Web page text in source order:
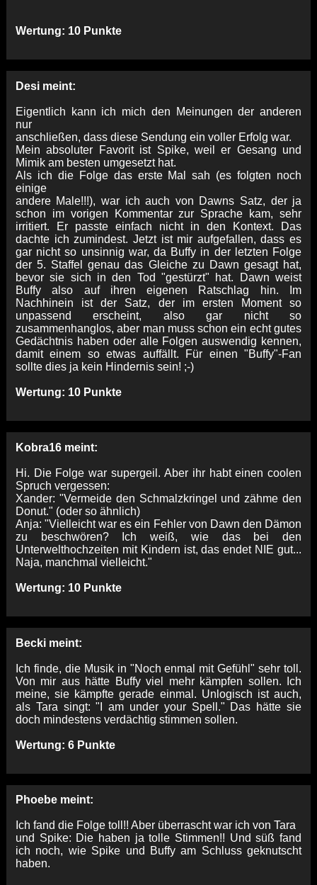
Wertung: 10 Punkte
Desi meint:
Eigentlich kann ich mich den Meinungen der anderen
nur
anschließen, dass diese Sendung ein voller Erfolg war.
Mein absoluter Favorit ist Spike, weil er Gesang und
Mimik am besten umgesetzt hat.
Als ich die Folge das erste Mal sah (es folgten noch
einige
andere Male!!!), war ich auch von Dawns Satz, der ja
schon im vorigen Kommentar zur Sprache kam, sehr
irritiert. Er passte einfach nicht in den Kontext. Das
dachte ich zumindest. Jetzt ist mir aufgefallen, dass es
gar nicht so unsinnig war, da Buffy in der letzten Folge
der 5. Staffel genau das Gleiche zu Dawn gesagt hat,
bevor sie sich in den Tod "gestürzt" hat. Dawn weist
Buffy also auf ihren eigenen Ratschlag hin. Im
Nachhinein ist der Satz, der im ersten Moment so
unpassend erscheint, also gar nicht so
zusammenhanglos, aber man muss schon ein echt gutes
Gedächtnis haben oder alle Folgen auswendig kennen,
damit einem so etwas auffällt. Für einen "Buffy"-Fan
sollte dies ja kein Hindernis sein! ;-)
Wertung: 10 Punkte
Kobra16 meint:
Hi. Die Folge war supergeil. Aber ihr habt einen coolen
Spruch vergessen:
Xander: "Vermeide den Schmalzkringel und zähme den
Donut." (oder so ähnlich)
Anja: "Vielleicht war es ein Fehler von Dawn den Dämon
zu beschwören? Ich weiß, wie das bei den
Unterwelthochzeiten mit Kindern ist, das endet NIE gut...
Naja, manchmal vielleicht."
Wertung: 10 Punkte
Becki meint:
Ich finde, die Musik in "Noch enmal mit Gefühl" sehr toll.
Von mir aus hätte Buffy viel mehr kämpfen sollen. Ich
meine, sie kämpfte gerade einmal. Unlogisch ist auch,
als Tara singt: "I am under your Spell." Das hätte sie
doch mindestens verdächtig stimmen sollen.
Wertung: 6 Punkte
Phoebe meint:
Ich fand die Folge toll!! Aber überrascht war ich von Tara
und Spike: Die haben ja tolle Stimmen!! Und süß fand
ich noch, wie Spike und Buffy am Schluss geknutscht
haben.